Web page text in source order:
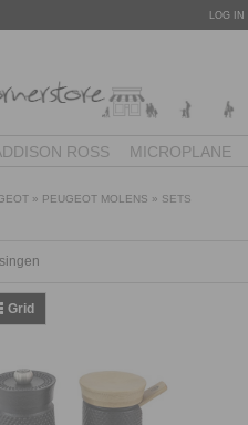
LOG IN
ROSS MICROPLANE
» PEUGEOT MOLENS » SETS
Grid